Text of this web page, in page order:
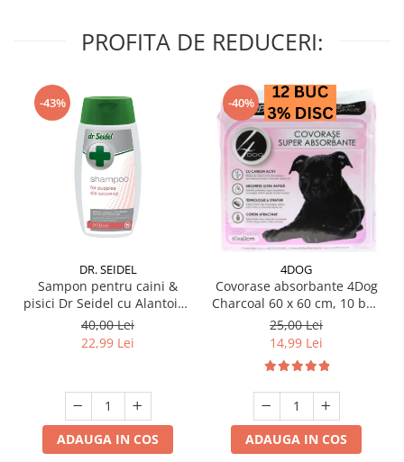
PROFITA DE REDUCERI:
-43%
DR. SEIDEL
Sampon pentru caini &
pisici Dr Seidel cu Alantoina
220 ml
40,00 Lei
22,99 Lei
ADAUGA IN COS
-40%
4DOG
Covorase absorbante 4Dog
Charcoal 60 x 60 cm, 10 buc
/ pachet
25,00 Lei
14,99 Lei
ADAUGA IN COS